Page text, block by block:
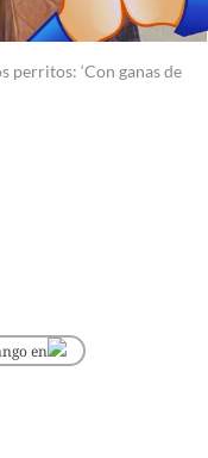
perritos: ‘Con ganas de
en